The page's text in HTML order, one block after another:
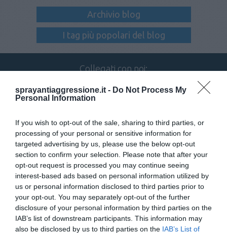
sprayantiaggressione.it - Do Not Process My
Personal Information
If you wish to opt-out of the sale, sharing to third parties, or
processing of your personal or sensitive information for
targeted advertising by us, please use the below opt-out
section to confirm your selection. Please note that after your
opt-out request is processed you may continue seeing
interest-based ads based on personal information utilized by
us or personal information disclosed to third parties prior to
your opt-out. You may separately opt-out of the further
disclosure of your personal information by third parties on the
IAB’s list of downstream participants. This information may
also be disclosed by us to third parties on the IAB’s List of
Archivio blog
I tag più popolari del blog
Collegati con noi:
Iscriviti alla newsletter
TELEFONO
080 885 33 00
IL NOSTRO CENTRALINO È ATTIVO